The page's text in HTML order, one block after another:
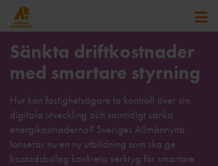
Sänkta driftkostnader
med smartare styrning
Hur kan fastighetsägare ta kontroll över sin
digitala utveckling och samtidigt sänka
energikostnaderna? Sveriges Allmännytta
lanserar nu en ny utbildning som ska ge
bostadsbolag konkreta verktyg för smartare